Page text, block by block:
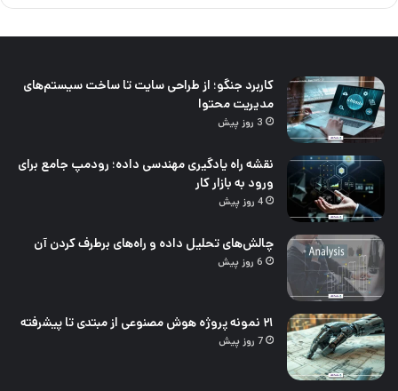
کاربرد جنگو؛ از طراحی سایت تا ساخت سیستم‌های
مدیریت محتوا
3 روز پیش
نقشه راه یادگیری مهندسی داده؛ رودمپ جامع برای
ورود به بازار کار
4 روز پیش
چالش‌های تحلیل داده و راه‌های برطرف کردن آن
6 روز پیش
۲۱ نمونه پروژه هوش مصنوعی از مبتدی تا پیشرفته
7 روز پیش